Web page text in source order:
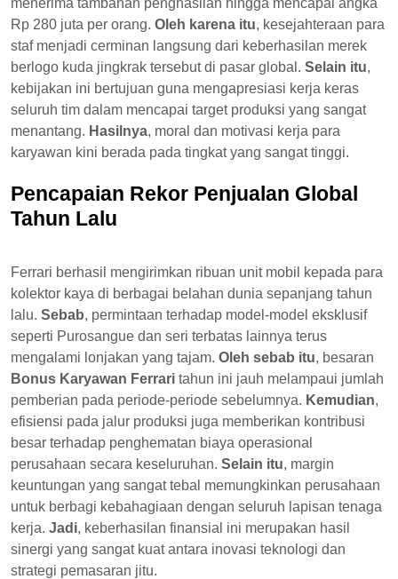
menerima tambahan penghasilan hingga mencapai angka
Rp 280 juta per orang. Oleh karena itu, kesejahteraan para
staf menjadi cerminan langsung dari keberhasilan merek
berlogo kuda jingkrak tersebut di pasar global. Selain itu,
kebijakan ini bertujuan guna mengapresiasi kerja keras
seluruh tim dalam mencapai target produksi yang sangat
menantang. Hasilnya, moral dan motivasi kerja para
karyawan kini berada pada tingkat yang sangat tinggi.
Pencapaian Rekor Penjualan Global
Tahun Lalu
Ferrari berhasil mengirimkan ribuan unit mobil kepada para
kolektor kaya di berbagai belahan dunia sepanjang tahun
lalu. Sebab, permintaan terhadap model-model eksklusif
seperti Purosangue dan seri terbatas lainnya terus
mengalami lonjakan yang tajam. Oleh sebab itu, besaran
Bonus Karyawan Ferrari tahun ini jauh melampaui jumlah
pemberian pada periode-periode sebelumnya. Kemudian,
efisiensi pada jalur produksi juga memberikan kontribusi
besar terhadap penghematan biaya operasional
perusahaan secara keseluruhan. Selain itu, margin
keuntungan yang sangat tebal memungkinkan perusahaan
untuk berbagi kebahagiaan dengan seluruh lapisan tenaga
kerja. Jadi, keberhasilan finansial ini merupakan hasil
sinergi yang sangat kuat antara inovasi teknologi dan
strategi pemasaran jitu.